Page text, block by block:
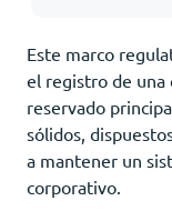
Este marco
el registro de una
reservado
sólidos,
a mantener un
corporativo.